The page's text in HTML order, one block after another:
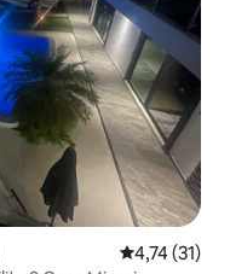
Средна
4,74 (31)